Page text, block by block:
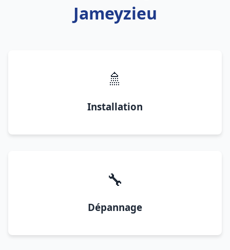
Jameyzieu
🚿
Installation
🔧
Dépannage